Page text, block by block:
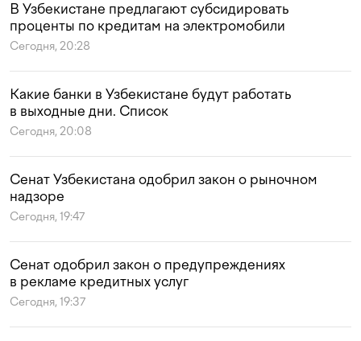
В Узбекистане предлагают субсидировать
проценты по кредитам на электромобили
Сегодня, 20:28
Какие банки в Узбекистане будут работать
в выходные дни. Список
Сегодня, 20:08
Сенат Узбекистана одобрил закон о рыночном
надзоре
Сегодня, 19:47
Сенат одобрил закон о предупреждениях
в рекламе кредитных услуг
Сегодня, 19:37